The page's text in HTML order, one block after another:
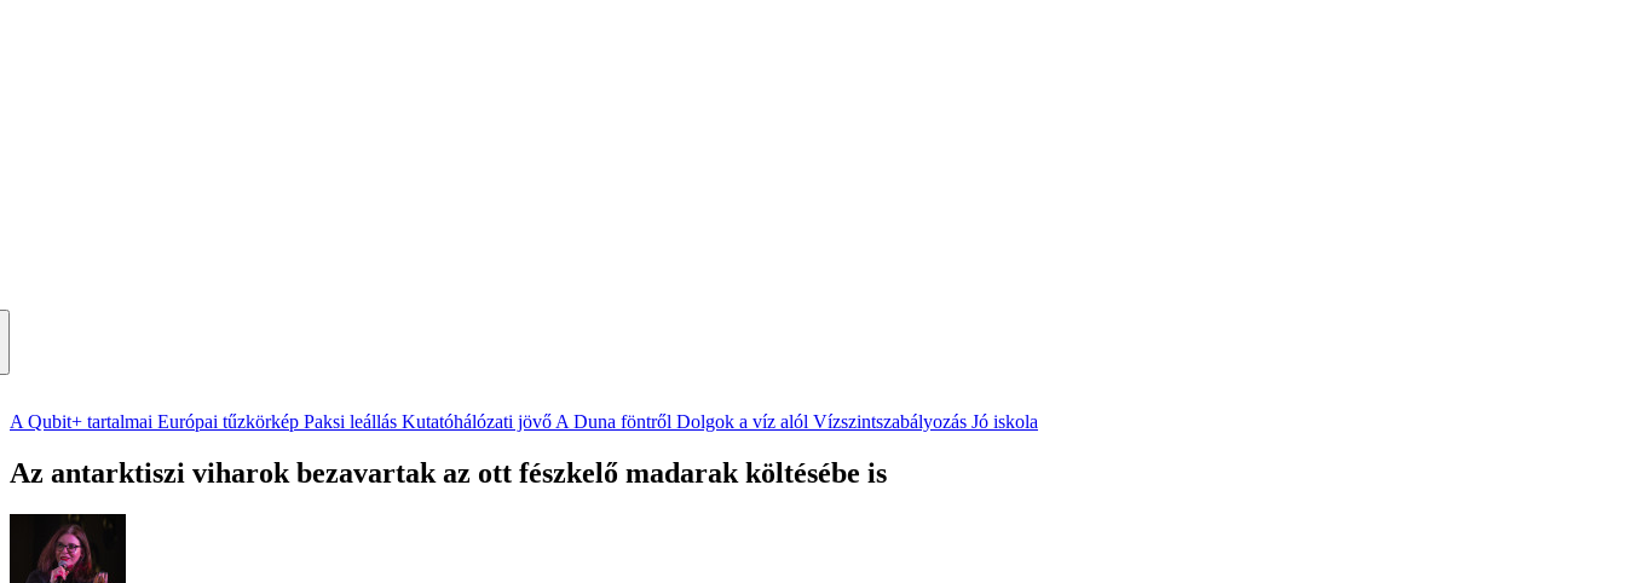
A Qubit+ tartalmai Európai tűzkörkép Paksi leállás Kutatóhálózati jövő A Duna föntről Dolgok a víz alól Vízszintszabályozás Jó iskola
Az antarktiszi viharok bezavartak az ott fészkelő madarak költésébe is